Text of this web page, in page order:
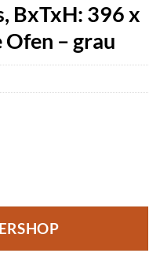
BxTxH: 396 x
– grau